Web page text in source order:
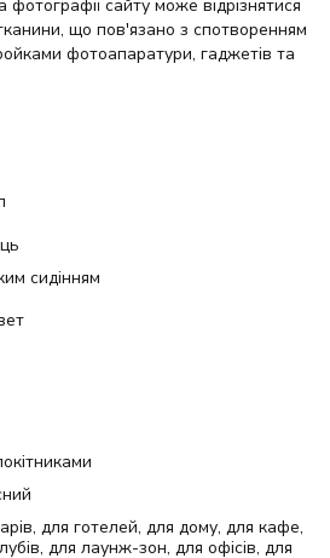
сайту може відрізнятися
що пов'язано з спотворенням
фотоапаратури, гаджетів та
сидінням
для готелей, для дому, для кафе,
для лаунж-зон, для офісів, для